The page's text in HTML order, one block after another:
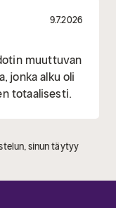
9.7.2026
muuttuvan
jonka alku oli
totaalisesti.
sinun täytyy